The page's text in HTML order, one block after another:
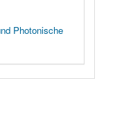
Photonische